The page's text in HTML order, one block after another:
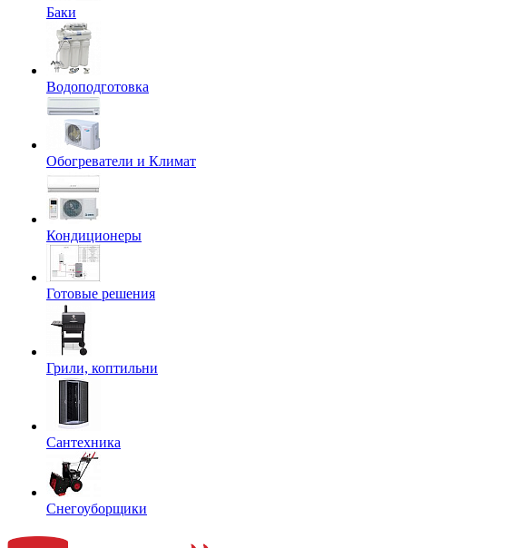
Баки
Водоподготовка
Обогреватели и Климат
Кондиционеры
Готовые решения
Грили, коптильни
Сантехника
Снегоуборщики